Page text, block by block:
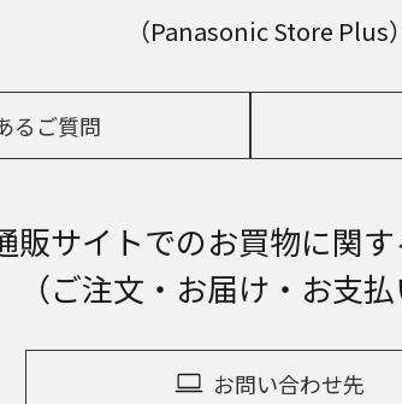
（Panasonic Store Plus）
るご質問
販サイトでのお買物に関
（ご注文・お届け・お支払
お問い合わせ先